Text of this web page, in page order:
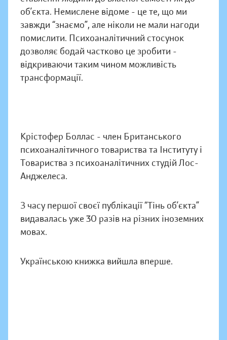
об’єкта. Немислене відоме - це те, що ми
завжди “знаємо”, але ніколи не мали нагоди
помислити. Психоаналітичний стосунок
дозволяє бодай частково це зробити -
відкриваючи таким чином можливість
трансформації.
Крістофер Боллас - член Британського
психоаналітичного товариства та Інституту і
Товариства з психоаналітичних студій Лос-
Анджелеса.
З часу першої своєї публікації “Тінь об’єкта”
видавалась уже 30 разів на різних іноземних
мовах.
Українською книжка вийшла вперше.